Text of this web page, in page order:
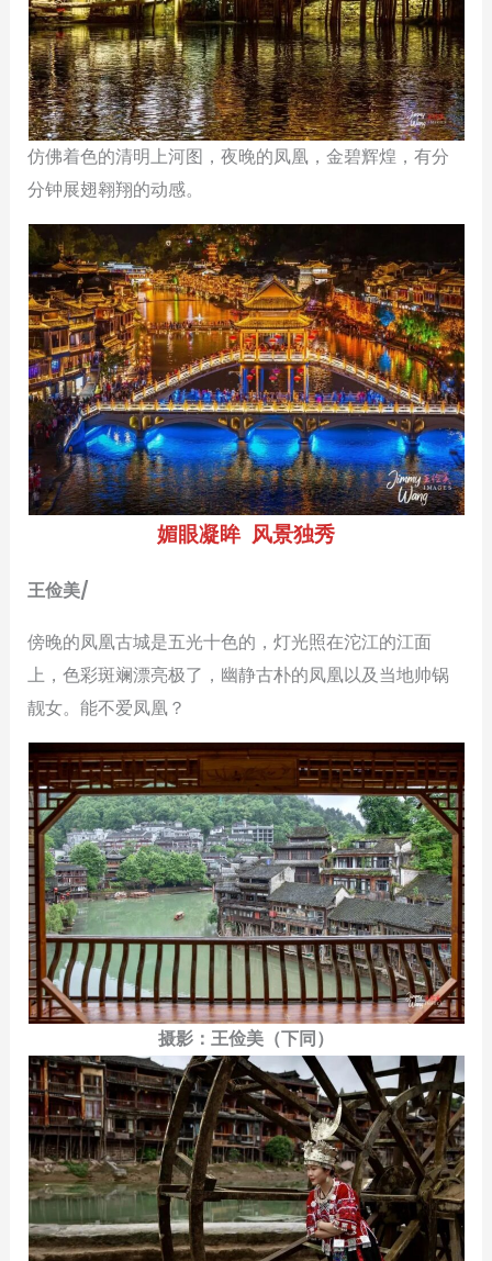
仿佛着色的清明上河图，夜晚的凤凰，金碧辉煌，有分
分钟展翅翱翔的动感。
媚眼凝眸 风景独秀
王俭美/
傍晚的凤凰古城是五光十色的，灯光照在沱江的江面
上，色彩斑斓漂亮极了，幽静古朴的凤凰以及当地帅锅
靓女。能不爱凤凰？
摄影：王俭美（下同）